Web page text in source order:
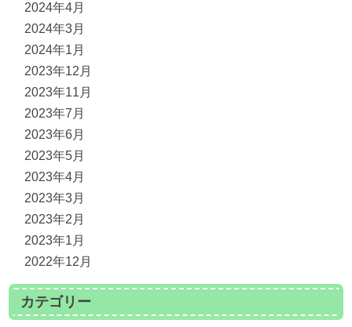
2024年4月
2024年3月
2024年1月
2023年12月
2023年11月
2023年7月
2023年6月
2023年5月
2023年4月
2023年3月
2023年2月
2023年1月
2022年12月
カテゴリー